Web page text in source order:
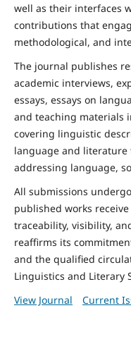
well as their interfaces
contributions that
methodological, and
The journal publishes
academic interviews,
essays, essays on
and teaching materials
covering linguistic
language and literature
addressing language,
All submissions
published works
traceability, visibility,
reaffirms its
and the qualified
Linguistics and Literary
View Journal
Current